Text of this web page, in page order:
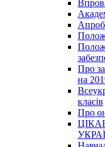
Про
на
класів
Про